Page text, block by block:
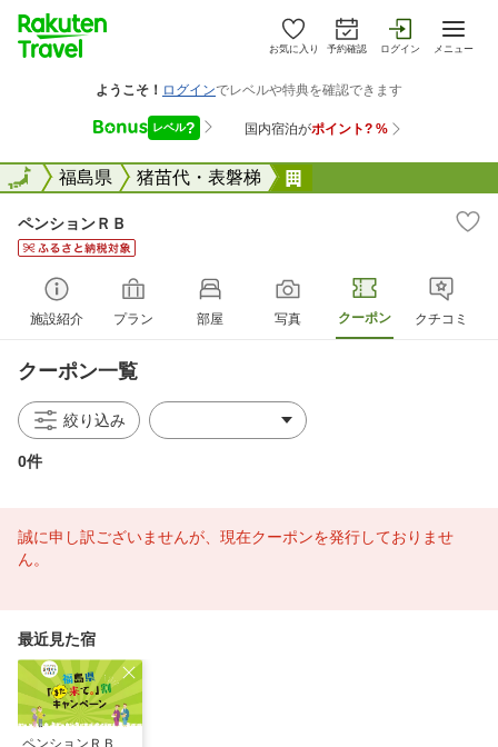
お気に入り 予約確認 ログイン メニュー
全国福島県 猪苗代・表磐梯
全国
ペンションＲＢ
施設紹介 プラン 部屋 写真 クーポン クチコミ
クーポン一覧
絞り込み
0件
誠に申し訳ございませんが、現在クーポンを発行しておりませ
ん。
最近見た宿
ペンションＲＢ